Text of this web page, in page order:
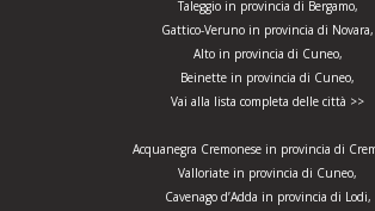
Taleggio in provincia di Bergamo,
Gattico-Veruno in provincia di Novara,
Alto in provincia di Cuneo,
Beinette in provincia di Cuneo,
Vai alla lista completa delle città >>
Acquanegra Cremonese in provincia di
Valloriate in provincia di Cuneo,
Cavenago d’Adda in provincia di Lodi,